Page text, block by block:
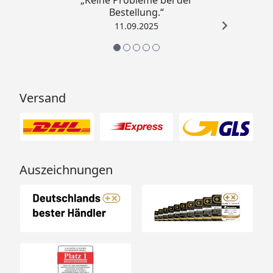
Im Reiter "Infos" erhalten
Sie Infos über die benötigte
Menge an Beton.
kg/m² bzw.
KN/m²
60 60/0,60
80/0,80 122
213/2,13
Bestellung.“
11.09.2025
Versand
Auszeichnungen